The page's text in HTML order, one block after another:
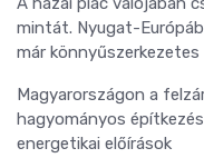
mintát. Nyugat-
már
Magyarországon a
hagyományos
energetikai előírások